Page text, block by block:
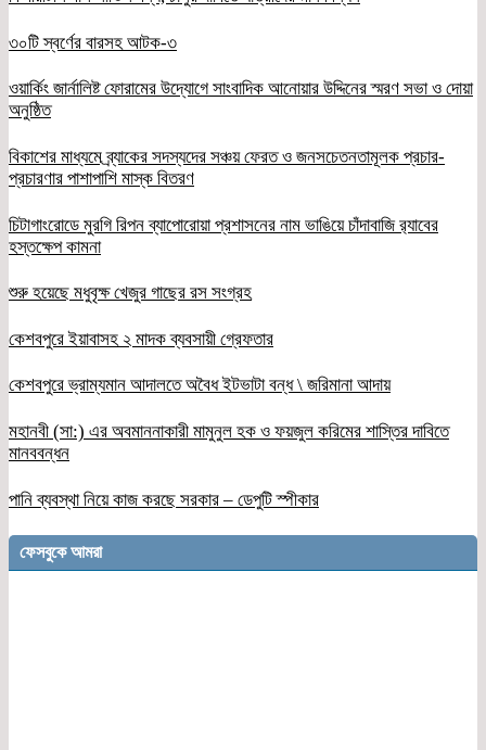
৩০টি স্বর্ণের বারসহ আটক-৩
ওয়ার্কিং জার্নালিষ্ট ফোরামের উদ্যোগে সাংবাদিক আনোয়ার উদ্দিনের স্মরণ সভা ও দোয়া
অনুষ্ঠিত
বিকাশের মাধ্যমে ব্র্যাকের সদস্যদের সঞ্চয় ফেরত ও জনসচেতনতামূলক প্রচার-
প্রচারণার পাশাপাশি মাস্ক বিতরণ
চিটাগাংরোডে মুরগি রিপন ব্যাপোরোয়া প্রশাসনের নাম ভাঙিয়ে চাঁদাবাজি র‌্যাবের
হস্তক্ষেপ কামনা
শুরু হয়েছে মধুবৃক্ষ খেজুর গাছের রস সংগ্রহ
কেশবপুরে ইয়াবাসহ ২ মাদক ব্যবসায়ী গ্রেফতার
কেশবপুরে ভ্রাম্যমান আদালতে অবৈধ ইটভাটা বন্ধ \ জরিমানা আদায়
মহানবী (সা:) এর অবমাননাকারী মামুনুল হক ও ফয়জুল করিমের শাস্তির দাবিতে
মানববন্ধন
পানি ব্যবস্থা নিয়ে কাজ করছে সরকার – ডেপুটি স্পীকার
ফেসবুকে আমরা